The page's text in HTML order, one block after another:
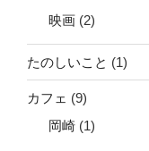
映画 (2)
たのしいこと (1)
カフェ (9)
岡崎 (1)